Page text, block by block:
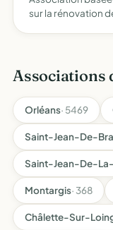
sur la rénovation
Associations
Orléans· 5469
Saint-Jean-De-
Saint-Jean-De-
Montargis· 368
Châlette-Sur-